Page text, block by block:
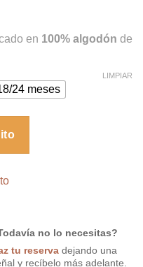
en 100% algodón de
24 meses
LIMPIAR
bebé cantidad
no lo necesitas?
tu reserva dejando una
y recíbelo más adelante.